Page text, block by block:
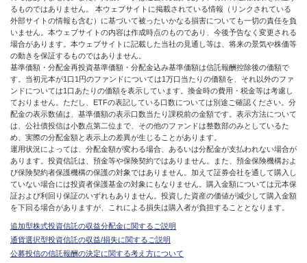
るものではありません。 本ウェブサイトに掲載されている情報（リンクされている
外部サイトの情報も含む）に基づいて被ったいかなる損害についても一切の責任を負
いません。本ウェブサイトの内容は作成時点のものであり、今後予告なく変更される
場合があります。本ウェブサイトに記載した当社の見通し等は、将来の景気や株価等
の動きを保証するものではありません。
基準価額・分配金再投資基準価額・分配金込み基準価額は信託報酬控除後の価額で
す。当初元本が1口1円のファンドについては1万口当たりの価額を、それ以外のファ
ンドについては1口あたりの価額を表示しています。換金時の費用・税金等は考慮し
ておりません。ただし、ETFの表記している口数については別途ご確認ください。分
配金の表示数値は、基準価額の表示口数当たり課税前の金額です。表示方法について
は、公社債投信は小数点第二位まで、その他のファンドは整数部のみとしているた
め、実際の分配金額と表示上の差異が生じることがあります。
運用状況によっては、分配金額が変わる場合、あるいは分配金が支払われない場合が
あります。投資信託は、預金等や保険契約ではありません。また、預金保険機構およ
び保険契約者保護機構の保護の対象ではありません。加えて証券会社を通して購入し
ていない場合には投資者保護基金の対象にもなりません。購入金額については元本保
証および利回り保証のいずれもありません。投資した資産の価値が減少して購入金額
を下回る場合がありますが、これによる損失は購入者が負担することとなります。
追加型株式投資信託の収益分配金に関するご説明
通貨選択型投資信託の収益/損失に関するご説明
公募投信の信託報酬の決定に関する考え方について